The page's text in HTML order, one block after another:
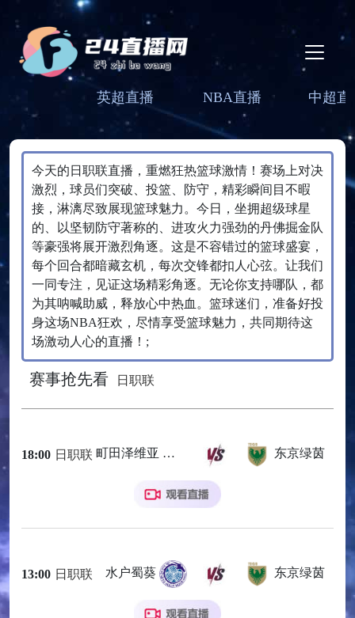
英超直播 NBA直播 中超直
今天的日职联直播，重燃狂热篮球激情！赛场上对决
激烈，球员们突破、投篮、防守，精彩瞬间目不暇
接，淋漓尽致展现篮球魅力。今日，坐拥超级球星
的、以坚韧防守著称的、进攻火力强劲的丹佛掘金队
等豪强将展开激烈角逐。这是不容错过的篮球盛宴，
每个回合都暗藏玄机，每次交锋都扣人心弦。让我们
一同专注，见证这场精彩角逐。无论你支持哪队，都
为其呐喊助威，释放心中热血。篮球迷们，准备好投
身这场NBA狂欢，尽情享受篮球魅力，共同期待这
场激动人心的直播！;
赛事抢先看 日职联
18:00 日职联 町田泽维亚 东京绿茵
13:00 日职联 水户蜀葵 东京绿茵